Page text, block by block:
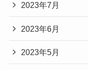
2023年7月
2023年6月
2023年5月